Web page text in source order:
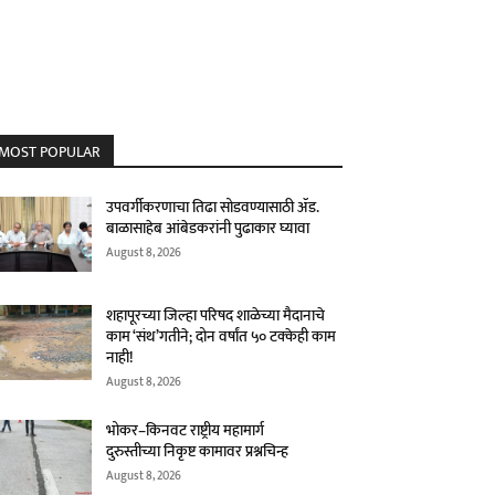
POPULAR
उपवर्गीकरणाचा तिढा सोडवण्यासाठी ॲड.
बाळासाहेब आंबेडकरांनी पुढाकार घ्यावा
August 8, 2026
शहापूरच्या जिल्हा परिषद शाळेच्या मैदानाचे
काम ‘संथ’गतीने; दोन वर्षांत ५० टक्केही काम
नाही!
August 8, 2026
भोकर–किनवट राष्ट्रीय महामार्ग
दुरुस्तीच्या निकृष्ट कामावर प्रश्नचिन्ह
August 8, 2026